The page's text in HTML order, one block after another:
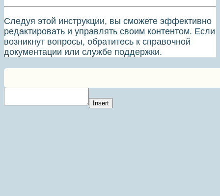
Следуя этой инструкции, вы сможете эффективно
редактировать и управлять своим контентом. Если
возникнут вопросы, обратитесь к справочной
документации или службе поддержки.
Insert